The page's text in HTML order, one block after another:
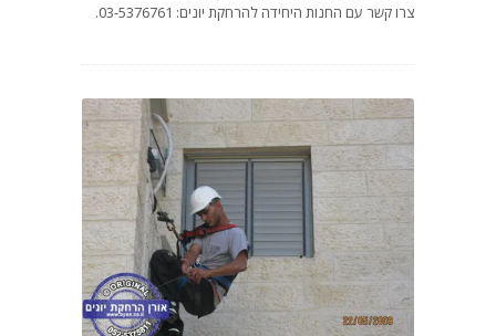
צרו קשר עם החנות היחידה להרחקת יונים: 03-5376761.